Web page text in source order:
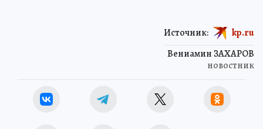
Вениамин ЗАХАРОВ
новостник
Источник: kp.ru